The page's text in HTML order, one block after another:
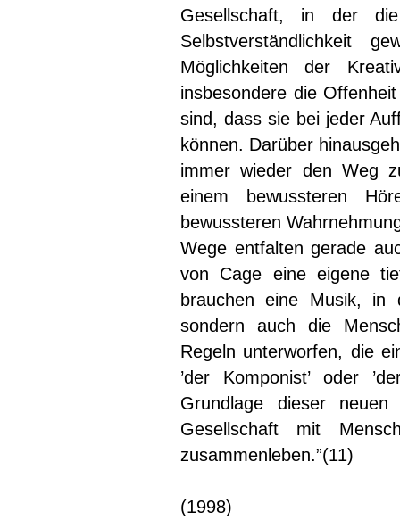
Gesellschaft, in der
Selbstverständlichkeit
Möglichkeiten der
insbesondere die
sind, dass sie bei jeder
können. Darüber
immer wieder den Weg
einem bewussteren
bewussteren
Wege entfalten gerade
von Cage eine eigene
brauchen eine Musik,
sondern auch die
Regeln unterworfen, die
’der Komponist’ oder
Grundlage dieser
Gesellschaft mit
zusammenleben.”(11)
(1998)